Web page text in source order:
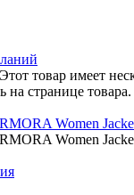
Этот товар имеет
странице товара.